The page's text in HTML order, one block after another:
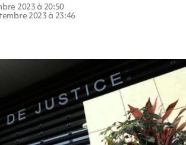
2023 à 20:50
2023 à 23:46